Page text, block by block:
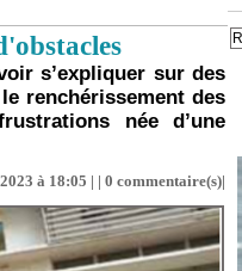
s’expliquer sur des
renchérissement des
née d’une
à 18:05 | | 0 commentaire(s)|